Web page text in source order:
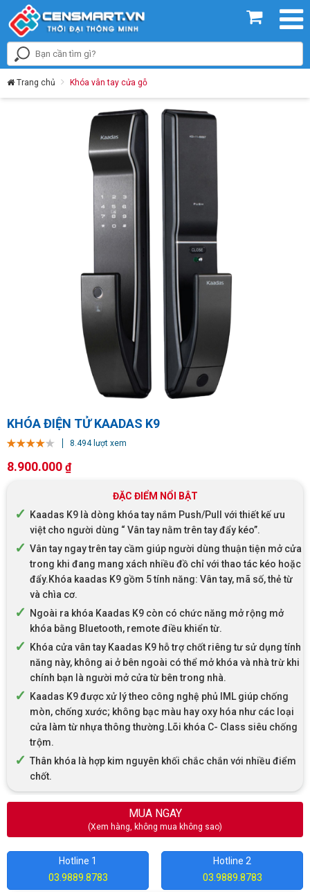
Trang chủ Khóa vân tay cửa gỗ
KHÓA ĐIỆN TỬ KAADAS K9
8.494 lượt xem
8.900.000 ₫
ĐẶC ĐIỂM NỔI BẬT
Kaadas K9 là dòng khóa tay nắm Push/Pull với thiết kế ưu
việt cho người dùng “ Vân tay nằm trên tay đẩy kéo”.
Vân tay ngay trên tay cầm giúp người dùng thuận tiện mở cửa
trong khi đang mang xách nhiều đồ chỉ với thao tác kéo hoặc
đẩy.Khóa kaadas K9 gồm 5 tính năng: Vân tay, mã số, thẻ từ
và chìa cơ.
Ngoài ra khóa Kaadas K9 còn có chức năng mở rộng mở
khóa bằng Bluetooth, remote điều khiển từ.
Khóa cửa vân tay Kaadas K9 hỗ trợ chốt riêng tư sử dụng tính
năng này, không ai ở bên ngoài có thể mở khóa và nhà trừ khi
chính bạn là người mở cửa từ bên trong nhà.
Kaadas K9 được xử lý theo công nghệ phủ IML giúp chống
mòn, chống xước; không bạc màu hay oxy hóa như các loại
cửa làm từ nhựa thông thường.Lõi khóa C- Class siêu chống
trộm.
Thân khóa là hợp kim nguyên khối chắc chắn với nhiều điểm
chốt.
MUA NGAY
(Xem hàng, không mua không sao)
Hotline 1
03.9889.8783
Hotline 2
03.9889.8783